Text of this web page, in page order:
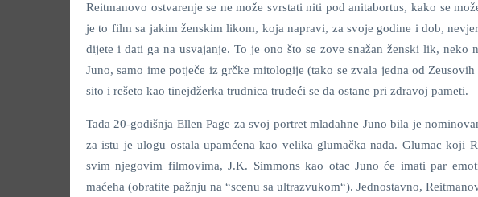
Reitmanovo ostvarenje se ne može svrstati niti pod anitabortus, kako se
je to film sa jakim ženskim likom, koja napravi, za svoje godine i dob,
dijete i dati ga na usvajanje. To je ono što se zove snažan ženski lik, neko
Juno, samo ime potječe iz grčke mitologije (tako se zvala jedna od
sito i rešeto kao tinejdžerka trudnica trudeći se da ostane pri zdravoj pameti.
Tada 20-godišnja Ellen Page za svoj portret mlađahne Juno bila je
za istu je ulogu ostala upamćena kao velika glumačka nada. Glumac koji
svim njegovim filmovima, J.K. Simmons kao otac Juno će imati par
maćeha (obratite pažnju na “scenu sa ultrazvukom“). Jednostavno,